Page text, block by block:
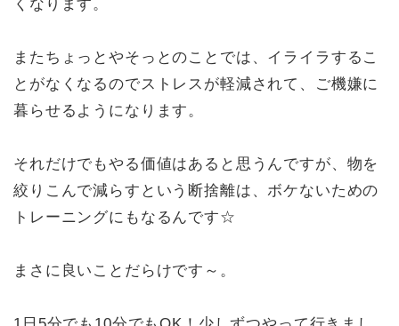
くなります。
またちょっとやそっとのことでは、イライラするこ
とがなくなるのでストレスが軽減されて、ご機嫌に
暮らせるようになります。
それだけでもやる価値はあると思うんですが、物を
絞りこんで減らすという断捨離は、ボケないための
トレーニングにもなるんです☆
まさに良いことだらけです～。